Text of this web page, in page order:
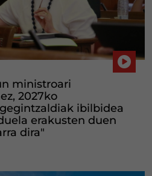
ministroari
2027ko
ibilbidea
erakusten duen
dira"